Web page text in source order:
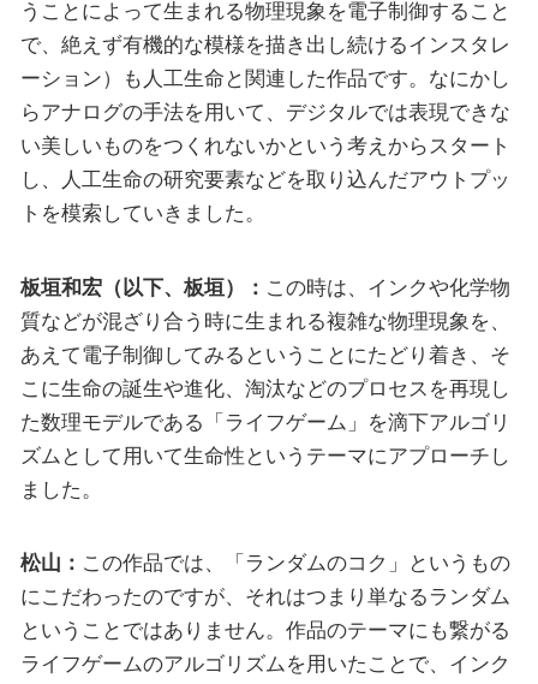
うことによって生まれる物理現象を電子制御すること
で、絶えず有機的な模様を描き出し続けるインスタレ
ーション）も人工生命と関連した作品です。なにかし
らアナログの手法を用いて、デジタルでは表現できな
い美しいものをつくれないかという考えからスタート
し、人工生命の研究要素などを取り込んだアウトプッ
トを模索していきました。
板垣和宏（以下、板垣）： この時は、インクや化学物
質などが混ざり合う時に生まれる複雑な物理現象を、
あえて電子制御してみるということにたどり着き、そ
こに生命の誕生や進化、淘汰などのプロセスを再現し
た数理モデルである「ライフゲーム」を滴下アルゴリ
ズムとして用いて生命性というテーマにアプローチし
ました。
松山： この作品では、「ランダムのコク」というもの
にこだわったのですが、それはつまり単なるランダム
ということではありません。作品のテーマにも繋がる
ライフゲームのアルゴリズムを用いたことで、インク